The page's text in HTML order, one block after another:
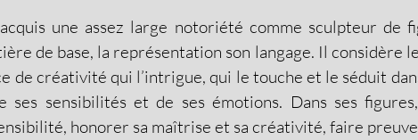
une assez large notoriété comme sculpteur de
de base, la représentation son langage. Il considère
de créativité qui l’intrigue, qui le touche et le séduit
ses sensibilités et de ses émotions. Dans ses
honorer sa maîtrise et sa créativité, faire preuve